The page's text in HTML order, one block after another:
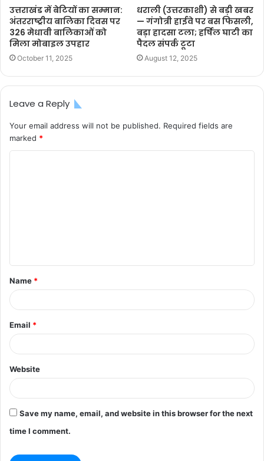
उत्तराखंड में बेटियों का सम्मान:
अंतरराष्ट्रीय बालिका दिवस पर
326 मेधावी बालिकाओं को
मिला मोबाइल उपहार
October 11, 2025
धराली (उत्तरकाशी) से बड़ी खबर
— गंगोत्री हाईवे पर बस फिसली,
बड़ा हादसा टला; हर्षिल घाटी का
पैदल संपर्क टूटा
August 12, 2025
Leave a Reply
Your email address will not be published. Required fields are
marked *
t
*
Name *
Email *
Website
Save my name, email, and website in this browser for the next
time I comment.